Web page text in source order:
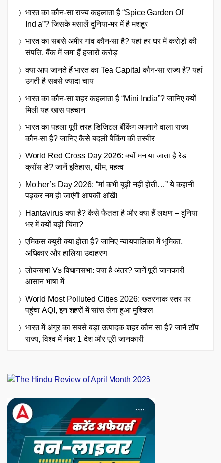
भारत का कौन-सा राज्य कहलाता है “Spice Garden Of
India”? जिसके मसालें दुनिया-भर में है मशहूर
भारत का सबसे अमीर गांव कौन-सा है? यहां हर घर में करोड़ों की
संपत्ति, बैंक में जमा हैं हजारों करोड़
क्या आप जानते हैं भारत का Tea Capital कौन-सा राज्य है? यहां
उगती है सबसे ज्यादा चाय
भारत का कौन-सा शहर कहलाता है “Mini India”? जानिए क्यों
मिली यह खास पहचान
भारत का पहला पूरी तरह डिजिटल बैंकिंग अपनाने वाला राज्य
कौन-सा है? जानिए कैसे बदली बैंकिंग की तस्वीर
World Red Cross Day 2026: क्यों मनाया जाता है रेड
क्रॉस डे? जानें इतिहास, थीम, महत्व
Mother’s Day 2026: “मां कभी बूढ़ी नहीं होती…” ये कहानी
पढ़कर नम हो जाएंगी आपकी आंखें!
Hantavirus क्या है? कैसे फैलता है और क्या हैं लक्षण – दुनिया
भर में क्यों बढ़ी चिंता?
एमिकस क्यूरी क्या होता है? जानिए न्यायपालिका में भूमिका,
अधिकार और हालिया उदाहरण
लोकसभा Vs विधानसभा: क्या है अंतर? जानें पूरी जानकारी
आसान भाषा में
World Most Polluted Cities 2026: खतरनाक स्तर पर
पहुंचा AQI, इन शहरों में सांस लेना हुआ मुश्किल
भारत में अंगूर का सबसे बड़ा उत्पादक शहर कौन सा है? जानें टॉप
राज्य, विश्व में नंबर 1 देश और पूरी जानकारी